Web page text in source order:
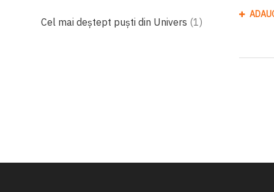
Cel mai deștept puști din Univers 1produs